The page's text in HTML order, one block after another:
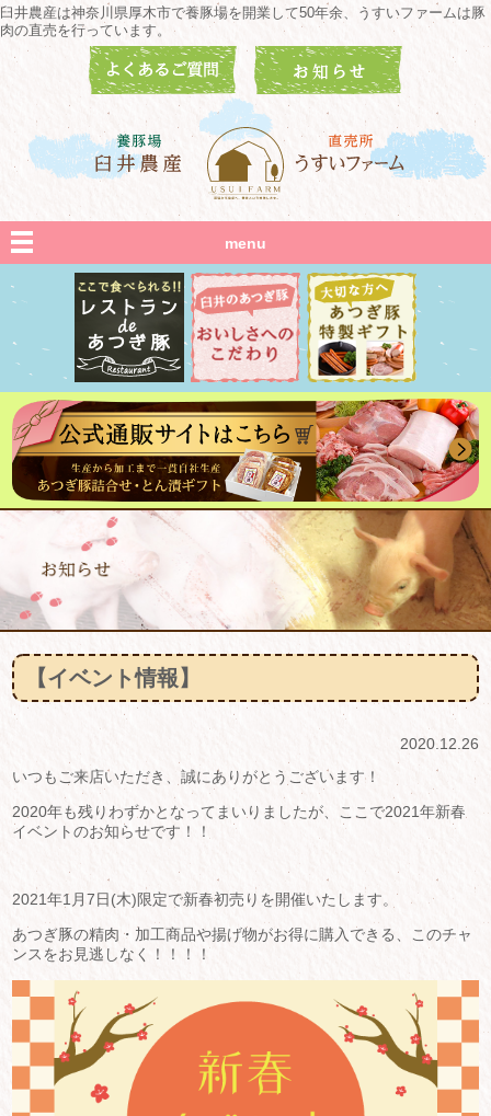
臼井農産は神奈川県厚木市で養豚場を開業して50年余、うすいファームは豚
肉の直売を行っています。
menu
【イベント情報】
2020.12.26
いつもご来店いただき、誠にありがとうございます！
2020年も残りわずかとなってまいりましたが、ここで2021年新春
イベントのお知らせです！！
2021年1月7日(木)限定で新春初売りを開催いたします。
あつぎ豚の精肉・加工商品や揚げ物がお得に購入できる、このチャ
ンスをお見逃しなく！！！！